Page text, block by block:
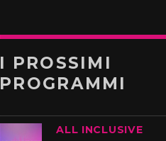
I PROSSIMI
PROGRAMMI
ALL INCLUSIVE